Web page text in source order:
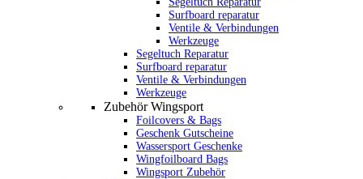
Surfboard reparatur
Ventile & Verbindungen
Werkzeuge
Segeltuch Reparatur
Surfboard reparatur
Ventile & Verbindungen
Werkzeuge
Zubehör Wingsport
Foilcovers & Bags
Geschenk Gutscheine
Wassersport Geschenke
Wingfoilboard Bags
Wingsport Zubehör